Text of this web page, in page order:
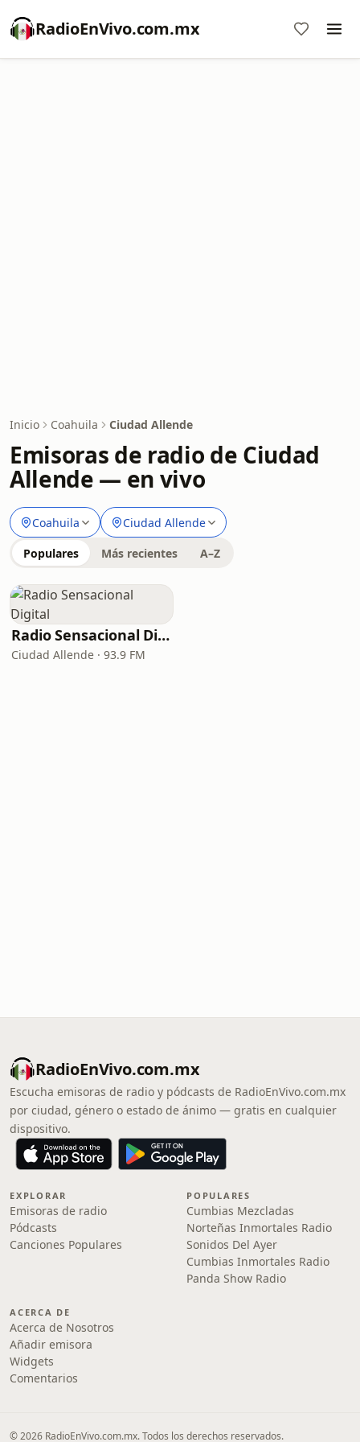
RadioEnVivo.com.mx
Inicio Coahuila Ciudad Allende
Emisoras de radio de Ciudad
Allende — en vivo
Coahuila Ciudad Allende
Populares Más recientes A–Z
Radio Sensacional Digital
Ciudad Allende · 93.9 FM
RadioEnVivo.com.mx
Escucha emisoras de radio y pódcasts de RadioEnVivo.com.mx
por ciudad, género o estado de ánimo — gratis en cualquier
dispositivo.
EXPLORAR
Emisoras de radio
Pódcasts
Canciones Populares
POPULARES
Cumbias Mezcladas
Norteñas Inmortales Radio
Sonidos Del Ayer
Cumbias Inmortales Radio
Panda Show Radio
ACERCA DE
Acerca de Nosotros
Añadir emisora
Widgets
Comentarios
© 2026 RadioEnVivo.com.mx. Todos los derechos reservados.